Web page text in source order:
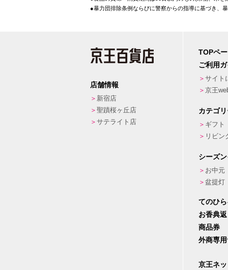
●暴力団排除条例ならびに警察からの指導に基づき、
店舗情報
新宿店
聖蹟桜ヶ丘店
サテライト店
TOPペ
ご利用
サイト
京王
カテゴ
ギフト
リビン
シーズ
お中元
盆提灯
てのひ
お香典
商品券
外商専
京王ネ